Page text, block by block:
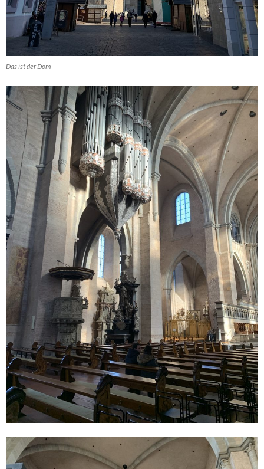
Das ist der Dom